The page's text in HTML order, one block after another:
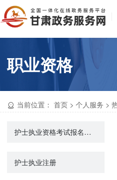
职业资格
当前位置： 首页 >个人服务 >
护士执业资格考试报名现场确认
护士执业注册